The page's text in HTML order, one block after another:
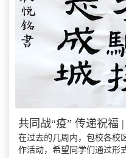
共同战“疫” 传递祝福
在过去的几周内，包校各校
作活动，希望同学们通过形